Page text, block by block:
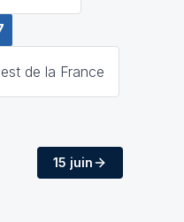
de la France
15 juin